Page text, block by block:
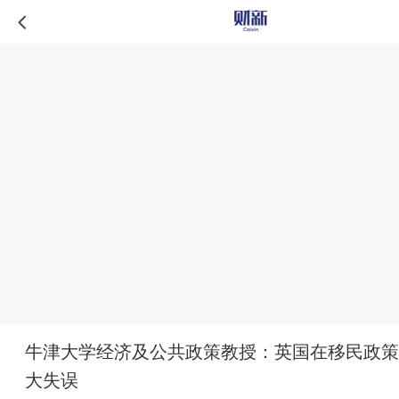
牛津大学经济及公共政策教授：英国在移民政
大失误